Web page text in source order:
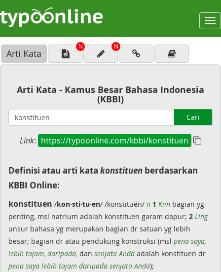
Arti Kata
N N
Arti Kata - Kamus Besar Bahasa Indonesia
(KBBI)
Cari
Link: https://typoonline.com/kbbi/konstituen
Definisi atau arti kata konstituen berdasarkan
KBBI Online:
konstituen /kon·sti·tu·en/ /konstituén/ n 1 Kim bagian yg
penting, msl natrium adalah konstituen garam dapur; 2 Ling
unsur bahasa yg merupakan bagian dr satuan yg lebih
besar; bagian dr atau pendukung konstruksi (msl pena saya,
lebih tajam, daripada, dan senjata Anda adalah konstituen dr
pena saya lebih tajam daripada senjata Anda);